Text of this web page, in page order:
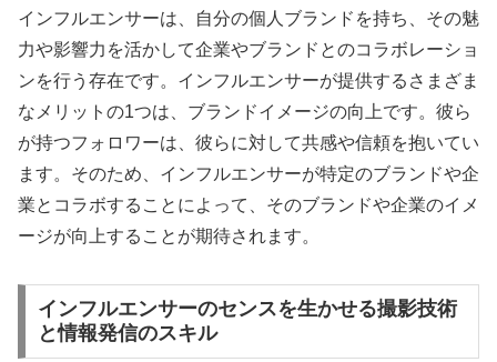
インフルエンサーは、自分の個人ブランドを持ち、その魅
力や影響力を活かして企業やブランドとのコラボレーショ
ンを行う存在です。インフルエンサーが提供するさまざま
なメリットの1つは、ブランドイメージの向上です。彼ら
が持つフォロワーは、彼らに対して共感や信頼を抱いてい
ます。そのため、インフルエンサーが特定のブランドや企
業とコラボすることによって、そのブランドや企業のイメ
ージが向上することが期待されます。
インフルエンサーのセンスを生かせる撮影技術
と情報発信のスキル